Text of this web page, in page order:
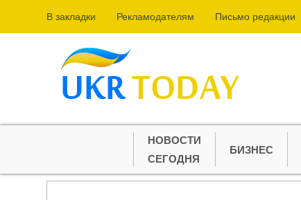
В закладки Рекламодателям Письмо редакции
НОВОСТИ
СЕГОДНЯ
БИЗНЕС